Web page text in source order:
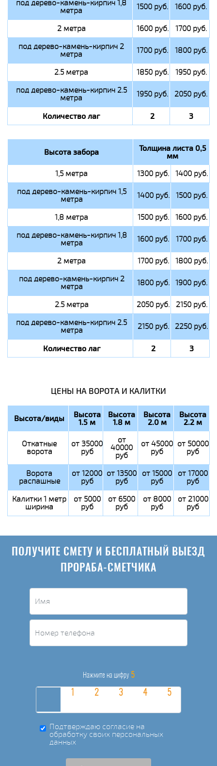
под дерево-камень-кирпич 1,8
метра 1500 руб. 1600 руб.
2 метра 1600 руб.
1700 руб.
под дерево-камень-кирпич 2
метра 1700 руб. 1800 руб.
2.5 метра 1850 руб.
1950 руб.
под дерево-камень-кирпич 2.5
метра 1950 руб. 2050 руб.
Количество лаг 2 3
Высота забора Толщина листа 0,5
мм
1,5 метра 1300 руб.
1400 руб.
под дерево-камень-кирпич 1,5
метра 1400 руб. 1500 руб.
1,8 метра 1500 руб.
1600 руб.
под дерево-камень-кирпич 1,8
метра 1600 руб. 1700 руб.
2 метра 1700 руб.
1800 руб.
под дерево-камень-кирпич 2
метра 1800 руб. 1900 руб.
2.5 метра 2050 руб.
2150 руб.
под дерево-камень-кирпич 2.5
метра 2150 руб. 2250 руб.
Количество лаг 2 3
ЦЕНЫ НА ВОРОТА И КАЛИТКИ
Высота/виды Высота
1.5 м
Высота
1.8 м
Высота
2.0 м
Высота
2.2 м
Откатные
ворота
от 35000
руб
от
40000
руб
от 45000
руб
от 50000
руб
Ворота
распашные
от 12000
руб
от 13500
руб
от 15000
руб
от 17000
руб
Калитки 1 метр
ширина
от 5000
руб
от 6500
руб
от 8000
руб
от 21000
руб
ПОЛУЧИТЕ СМЕТУ И БЕСПЛАТНЫЙ ВЫЕЗД
ПРОРАБА-СМЕТЧИКА
Нажмите на цифру 5
Подтверждаю согласие на
обработку своих персональных
данных